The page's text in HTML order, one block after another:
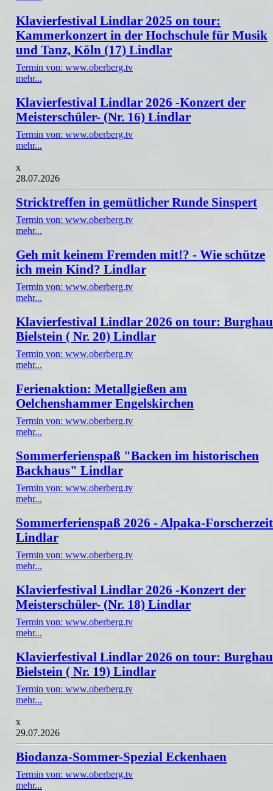
Klavierfestival Lindlar 2025 on tour:
Kammerkonzert in der Hochschule für Musik
und Tanz, Köln (17) Lindlar
Termin von: www.oberberg.tv
mehr...
Klavierfestival Lindlar 2026 -Konzert der
Meisterschüler- (Nr. 16) Lindlar
Termin von: www.oberberg.tv
mehr...
x
28.07.2026
Stricktreffen in gemütlicher Runde Sinspert
Termin von: www.oberberg.tv
mehr...
Geh mit keinem Fremden mit!? - Wie schütze
ich mein Kind? Lindlar
Termin von: www.oberberg.tv
mehr...
Klavierfestival Lindlar 2026 on tour:
Bielstein ( Nr. 20) Lindlar
Termin von: www.oberberg.tv
mehr...
Ferienaktion: Metallgießen am
Oelchenshammer Engelskirchen
Termin von: www.oberberg.tv
mehr...
Sommerferienspaß "Backen im historischen
Backhaus" Lindlar
Termin von: www.oberberg.tv
mehr...
Sommerferienspaß 2026 - Alpaka-Forscherzeit
Lindlar
Termin von: www.oberberg.tv
mehr...
Klavierfestival Lindlar 2026 -Konzert der
Meisterschüler- (Nr. 18) Lindlar
Termin von: www.oberberg.tv
mehr...
Klavierfestival Lindlar 2026 on tour:
Bielstein ( Nr. 19) Lindlar
Termin von: www.oberberg.tv
mehr...
x
29.07.2026
Biodanza-Sommer-Spezial Eckenhaen
Termin von: www.oberberg.tv
mehr...